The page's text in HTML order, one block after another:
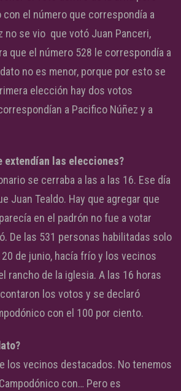
el número que correspondía a
no se vio que votó Juan Panceri,
que el número 528 le correspondía a
no es menor, porque por esto se
elección hay dos votos
a Pacifico Núñez y a
extendían las elecciones?
se cerraba a las a las 16. Ese día
Juan Tealdo. Hay que agregar que
en el padrón no fue a votar
De las 531 personas habilitadas solo
20 de junio, hacía frío y los vecinos
rancho de la iglesia. A las 16 horas
los votos y se declaró
con el 100 por ciento.
los vecinos destacados. No tenemos
con… Pero es